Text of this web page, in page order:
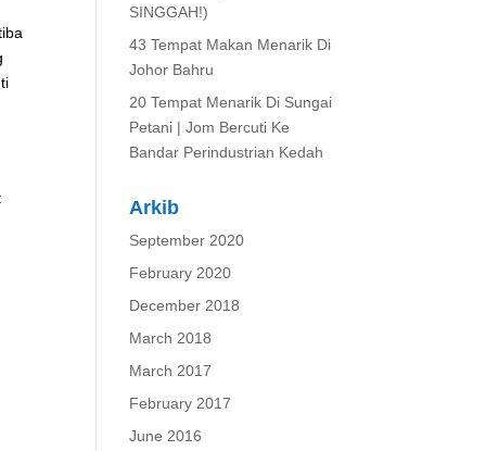
SINGGAH!)
43 Tempat Makan Menarik Di
Johor Bahru
20 Tempat Menarik Di Sungai
Petani | Jom Bercuti Ke
Bandar Perindustrian Kedah
Arkib
September 2020
February 2020
December 2018
March 2018
March 2017
February 2017
June 2016